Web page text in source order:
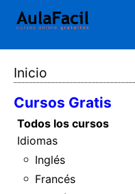
Inicio
Cursos Gratis
Todos los cursos
Idiomas
Inglés
Francés